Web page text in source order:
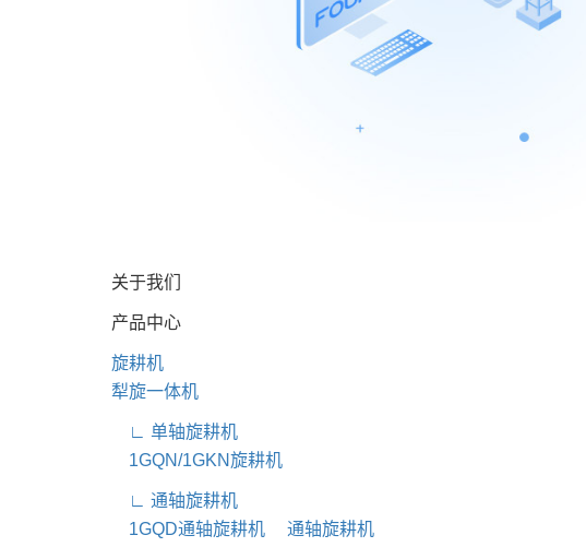
关于我们
产品中心
旋耕机
犁旋一体机
∟ 单轴旋耕机
1GQN/1GKN旋耕机
∟ 通轴旋耕机
1GQD通轴旋耕机
通轴旋耕机